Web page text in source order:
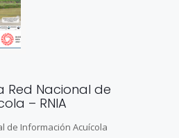
Red Nacional de
– RNIA
de Información Acuícola